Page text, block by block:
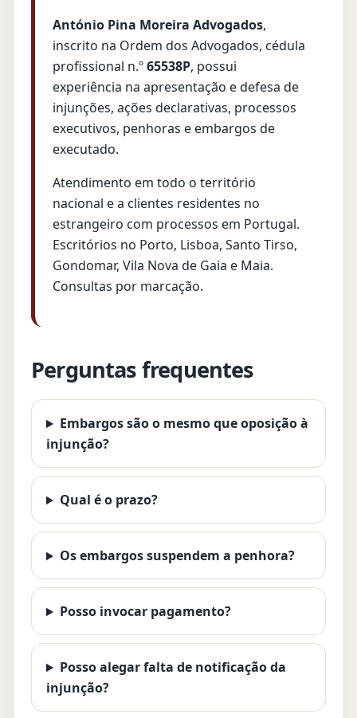
António Pina Moreira Advogados,
inscrito na Ordem dos Advogados, cédula
profissional n.º65538P, possui
experiência na apresentação e defesa de
injunções, ações declarativas, processos
executivos, penhoras e embargos de
executado.
Atendimento em todo o território
nacional e a clientes residentes no
estrangeiro com processos em Portugal.
Escritórios no Porto, Lisboa, Santo Tirso,
Gondomar, Vila Nova de Gaia e Maia.
Consultas por marcação.
Perguntas frequentes
Embargos são o mesmo que oposição à
injunção?
Qual é o prazo?
Os embargos suspendem a penhora?
Posso invocar pagamento?
Posso alegar falta de notificação da
injunção?